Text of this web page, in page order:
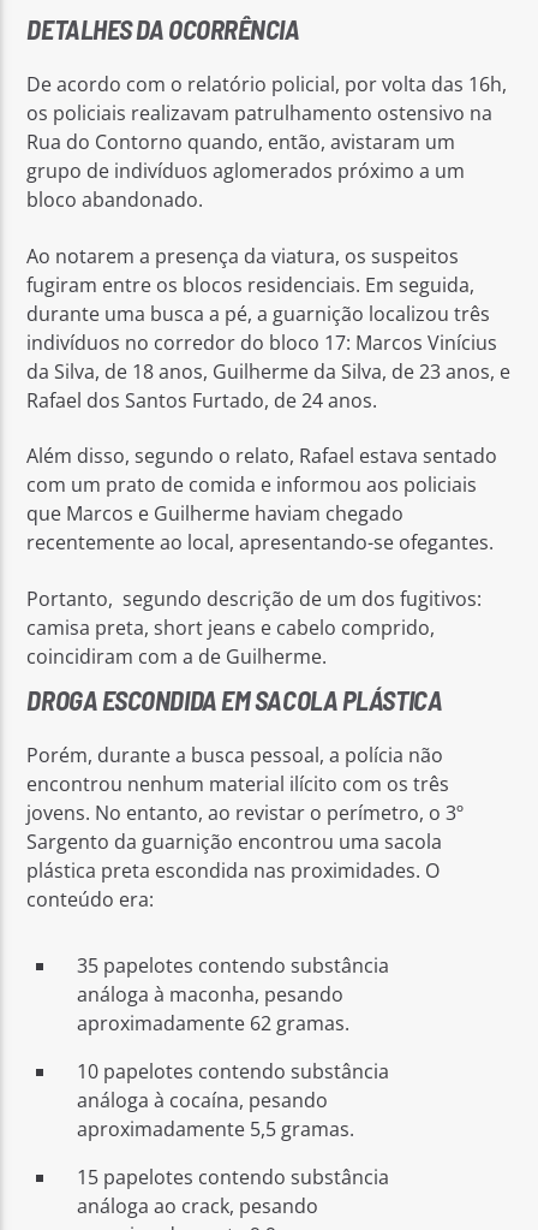
DETALHES DA OCORRÊNCIA
De acordo com o relatório policial, por volta das 16h,
os policiais realizavam patrulhamento ostensivo na
Rua do Contorno quando, então, avistaram um
grupo de indivíduos aglomerados próximo a um
bloco abandonado.
Ao notarem a presença da viatura, os suspeitos
fugiram entre os blocos residenciais. Em seguida,
durante uma busca a pé, a guarnição localizou três
indivíduos no corredor do bloco 17: Marcos Vinícius
da Silva, de 18 anos, Guilherme da Silva, de 23 anos, e
Rafael dos Santos Furtado, de 24 anos.
Além disso, segundo o relato, Rafael estava sentado
com um prato de comida e informou aos policiais
que Marcos e Guilherme haviam chegado
recentemente ao local, apresentando-se ofegantes.
Portanto, segundo descrição de um dos fugitivos:
camisa preta, short jeans e cabelo comprido,
coincidiram com a de Guilherme.
DROGA ESCONDIDA EM SACOLA PLÁSTICA
Porém, durante a busca pessoal, a polícia não
encontrou nenhum material ilícito com os três
jovens. No entanto, ao revistar o perímetro, o 3º
Sargento da guarnição encontrou uma sacola
plástica preta escondida nas proximidades. O
conteúdo era:
35 papelotes contendo substância
análoga à maconha, pesando
aproximadamente 62 gramas.
10 papelotes contendo substância
análoga à cocaína, pesando
aproximadamente 5,5 gramas.
15 papelotes contendo substância
análoga ao crack, pesando